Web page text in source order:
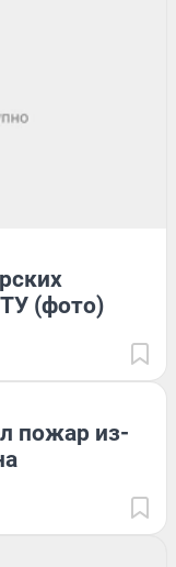
(фото)
пожар из-